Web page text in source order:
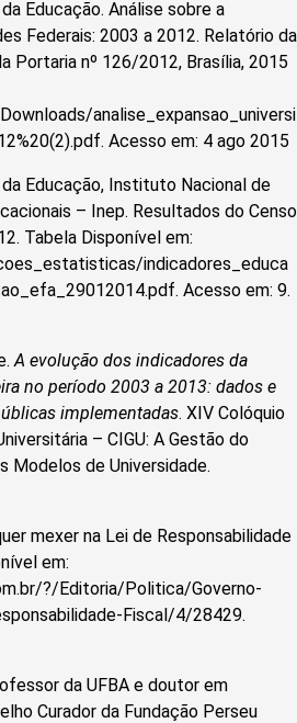
Educação. Análise sobre a
Federais: 2003 a 2012. Relatório da
Portaria nº 126/2012, Brasília, 2015
analise_expansao_universi
Acesso em: 4 ago 2015
Educação, Instituto Nacional de
– Inep. Resultados do Censo
Tabela Disponível em:
indicadores_educa
Acesso em: 9.
A evolução dos indicadores da
no período 2003 a 2013: dados e
implementadas. XIV Colóquio
– CIGU: A Gestão do
Modelos de Universidade.
mexer na Lei de Responsabilidade
em:
?/Editoria/Politica/Governo-
Fiscal/4/28429.
da UFBA e doutor em
Curador da Fundação Perseu